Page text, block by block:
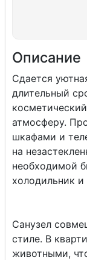
Описание
Сдается
длительный
атмосферу.
шкафами и
на
необходимой
холодильник и
Санузел
стиле. В
животными,